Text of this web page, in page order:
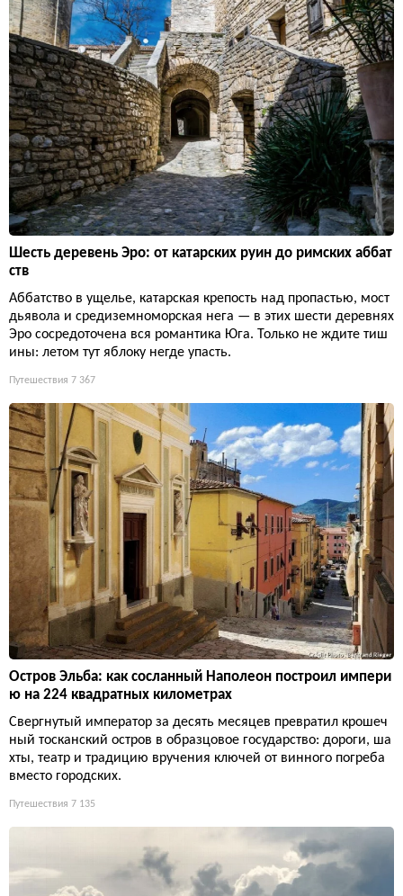
Шесть деревень Эро: от катарских руин до римских аббат
ств
Аббатство в ущелье, катарская крепость над пропастью, мост
дьявола и средиземноморская нега — в этих шести деревнях
Эро сосредоточена вся романтика Юга. Только не ждите тиш
ины: летом тут яблоку негде упасть.
Путешествия 7 367
Остров Эльба: как сосланный Наполеон построил импери
ю на 224 квадратных километрах
Свергнутый император за десять месяцев превратил крошеч
ный тосканский остров в образцовое государство: дороги, ша
хты, театр и традицию вручения ключей от винного погреба
вместо городских.
Путешествия 7 135